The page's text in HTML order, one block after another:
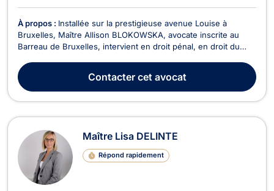
À propos : Installée sur la prestigieuse avenue Louise à
Bruxelles, Maître Allison BLOKOWSKA, avocate inscrite au
Barreau de Bruxelles, intervient en droit pénal, en droit du
divorce ainsi qu'en droit de la jeunesse. Diplômée d'un master
en droit obtenu avec grande distinc...
Contactercet avocat
Maître Lisa DELINTE
Répond rapidement